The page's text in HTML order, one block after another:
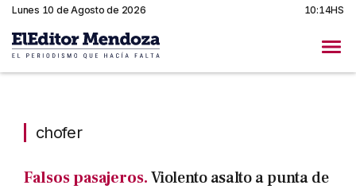
Lunes 10 de Agosto de 2026 10:14HS
chofer
Falsos pasajeros.Violento asalto a punta de